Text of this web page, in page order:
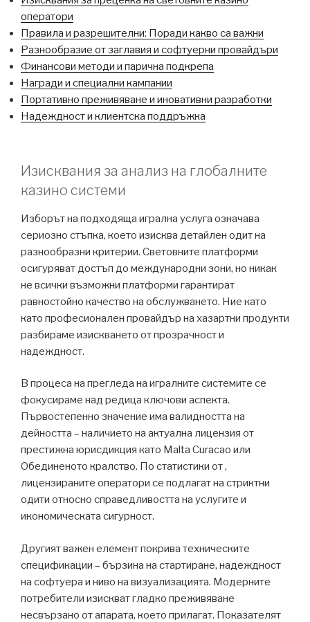
оператори
Правила и разрешителни: Поради какво са важни
Разнообразие от заглавия и софтуерни провайдъри
Финансови методи и парична подкрепа
Награди и специални кампании
Портативно преживяване и иновативни разработки
Надеждност и клиентска поддръжка
Изисквания за анализ на глобалните
казино системи
Изборът на подходяща игрална услуга означава
сериозно стъпка, което изисква детайлен одит на
разнообразни критерии. Световните платформи
осигуряват достъп до международни зони, но никак
не всички възможни платформи гарантират
равностойно качество на обслужването. Ние като
като професионален провайдър на хазартни продукти
разбираме изискването от прозрачност и
надеждност.
В процеса на прегледа на игралните системите се
фокусираме над редица ключови аспекта.
Първостепенно значение има валидността на
дейността – наличието на актуална лицензия от
престижна юрисдикция като Malta Curacao или
Обединеното кралство. По статистики от ,
лицензираните оператори се подлагат на стриктни
одити относно справедливостта на услугите и
икономическата сигурност.
Другият важен елемент покрива техническите
спецификации – бързина на стартиране, надеждност
на софтуера и ниво на визуализацията. Модерните
потребители изискват гладко преживяване
несвързано от апарата, което прилагат. Показателят